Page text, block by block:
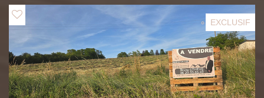
EXCLUSIF